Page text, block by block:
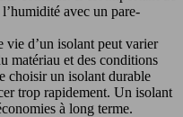
avec un pare-
d’un isolant peut varier
matériau et des conditions
choisir un isolant durable
trop rapidement. Un isolant
à long terme.